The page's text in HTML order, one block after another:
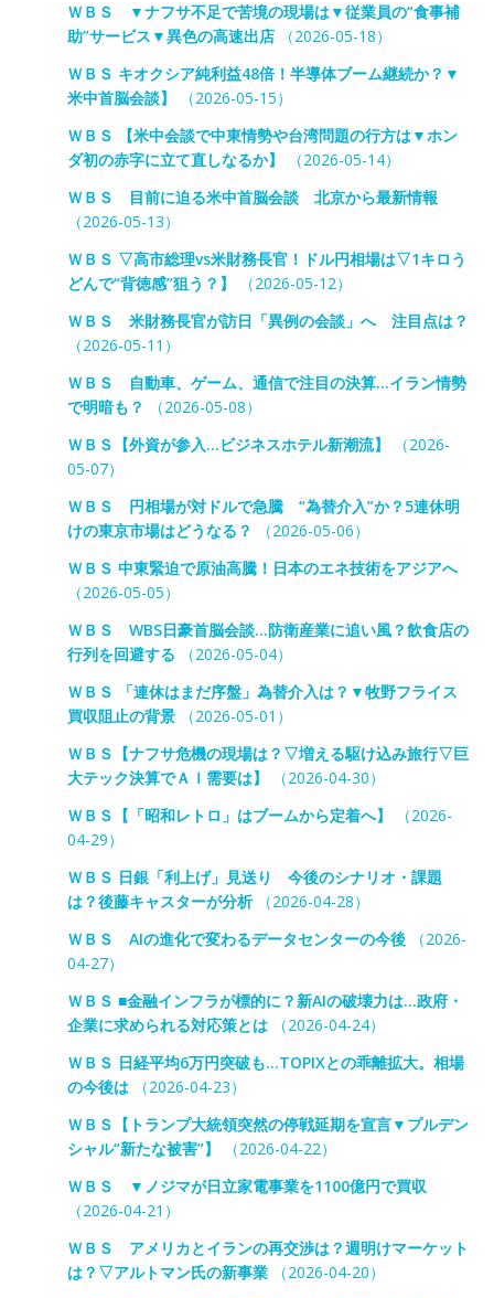
ＷＢＳ ▼ナフサ不足で苦境の現場は▼従業員の“食事補
助”サービス▼異色の高速出店（2026-05-18）
ＷＢＳ キオクシア純利益48倍！半導体ブーム継続か？▼
米中首脳会談】
（2026-05-15）
ＷＢＳ 【米中会談で中東情勢や台湾問題の行方は▼ホン
ダ初の赤字に立て直しなるか】
（2026-05-14）
ＷＢＳ 目前に迫る米中首脳会談 北京から最新情報
（2026-05-13）
ＷＢＳ ▽高市総理vs米財務長官！ドル円相場は▽1キロう
どんで“背徳感”狙う？】
（2026-05-12）
ＷＢＳ 米財務長官が訪日「異例の会談」へ 注目点は？
（2026-05-11）
ＷＢＳ 自動車、ゲーム、通信で注目の決算…イラン情勢
で明暗も？
（2026-05-08）
ＷＢＳ【外資が参入…ビジネスホテル新潮流】
（2026-
05-07）
ＷＢＳ 円相場が対ドルで急騰 “為替介入”か？5連休明
けの東京市場はどうなる？
（2026-05-06）
ＷＢＳ 中東緊迫で原油高騰！日本のエネ技術をアジアへ
（2026-05-05）
ＷＢＳ WBS日豪首脳会談…防衛産業に追い風？飲食店の
行列を回避する （2026-05-04）
ＷＢＳ 「連休はまだ序盤」為替介入は？▼牧野フライス
買収阻止の背景（2026-05-01）
ＷＢＳ【ナフサ危機の現場は？▽増える駆け込み旅行▽巨
大テック決算でＡＩ需要は】
（2026-04-30）
ＷＢＳ【「昭和レトロ」はブームから定着へ】
（2026-
04-29）
ＷＢＳ 日銀「利上げ」見送り 今後のシナリオ・課題
は？後藤キャスターが分析（2026-04-28）
ＷＢＳ AIの進化で変わるデータセンターの今後（2026-
04-27）
ＷＢＳ ■金融インフラが標的に？新AIの破壊力は…政府・
企業に求められる対応策とは（2026-04-24）
ＷＢＳ 日経平均6万円突破も…TOPIXとの乖離拡大。相場
の今後は（2026-04-23）
ＷＢＳ【トランプ大統領突然の停戦延期を宣言▼プルデン
シャル“新たな被害”】
（2026-04-22）
ＷＢＳ ▼ノジマが日立家電事業を1100億円で買収
（2026-04-21）
ＷＢＳ アメリカとイランの再交渉は？週明けマーケット
は？▽アルトマン氏の新事業（2026-04-20）